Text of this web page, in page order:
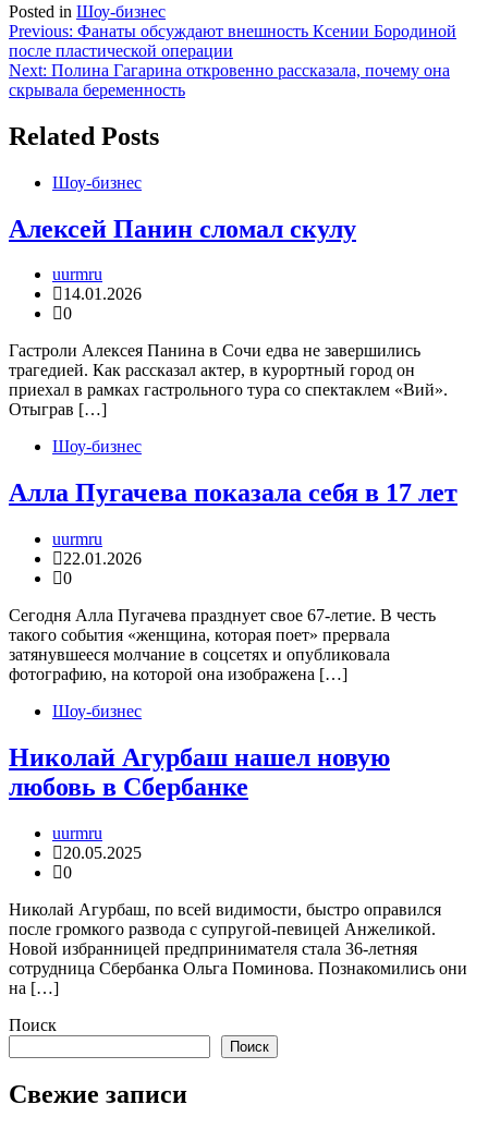
Posted in Шоу-бизнес
Навигация
по
записям
Previous: Фанаты обсуждают внешность Ксении Бородиной
после пластической операции
Next: Полина Гагарина откровенно рассказала, почему она
скрывала беременность
Related Posts
Шоу-бизнес
Алексей Панин сломал скулу
uurmru
14.01.2026
0
Гастроли Алексея Панина в Сочи едва не завершились
трагедией. Как рассказал актер, в курортный город он
приехал в рамках гастрольного тура со спектаклем «Вий».
Отыграв […]
Шоу-бизнес
Алла Пугачева показала себя в 17 лет
uurmru
22.01.2026
0
Сегодня Алла Пугачева празднует свое 67-летие. В честь
такого события «женщина, которая поет» прервала
затянувшееся молчание в соцсетях и опубликовала
фотографию, на которой она изображена […]
Шоу-бизнес
Николай Агурбаш нашел новую
любовь в Сбербанке
uurmru
20.05.2025
0
Николай Агурбаш, по всей видимости, быстро оправился
после громкого развода с супругой-певицей Анжеликой.
Новой избранницей предпринимателя стала 36-летняя
сотрудница Сбербанка Ольга Поминова. Познакомились они
на […]
Поиск
Поиск
Свежие записи